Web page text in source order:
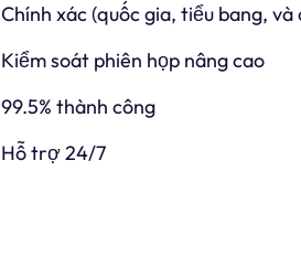
Chính xác (quốc gia, tiểu bang,
Kiểm soát phiên họp nâng cao
99.5% thành công
Hỗ trợ 24/7